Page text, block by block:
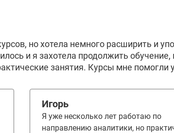
но хотела немного расширить и
и я захотела продолжить
занятия. Курсы мне помогли
Игорь
Я уже несколько лет работаю по
направлению аналитики, но